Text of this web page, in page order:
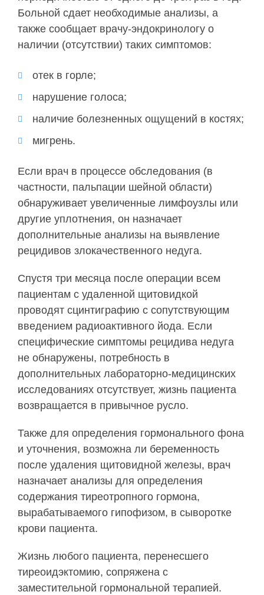
Больной сдает необходимые анализы, а
также сообщает врачу-эндокринологу о
наличии (отсутствии) таких симптомов:
отек в горле;
нарушение голоса;
наличие болезненных ощущений в костях;
мигрень.
Если врач в процессе обследования (в
частности, пальпации шейной области)
обнаруживает увеличенные лимфоузлы или
другие уплотнения, он назначает
дополнительные анализы на выявление
рецидивов злокачественного недуга.
Спустя три месяца после операции всем
пациентам с удаленной щитовидкой
проводят сцинтиграфию с сопутствующим
введением радиоактивного йода. Если
специфические симптомы рецидива недуга
не обнаружены, потребность в
дополнительных лабораторно-медицинских
исследованиях отсутствует, жизнь пациента
возвращается в привычное русло.
Также для определения гормонального фона
и уточнения, возможна ли беременность
после удаления щитовидной железы, врач
назначает анализы для определения
содержания тиреотропного гормона,
вырабатываемого гипофизом, в сыворотке
крови пациента.
Жизнь любого пациента, перенесшего
тиреоидэктомию, сопряжена с
заместительной гормональной терапией.